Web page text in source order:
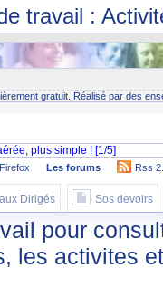
travail :
gratuit. Réalisé par des
Firefox Les forums Rss
Dirigés Sos devoirs
pour
les activites